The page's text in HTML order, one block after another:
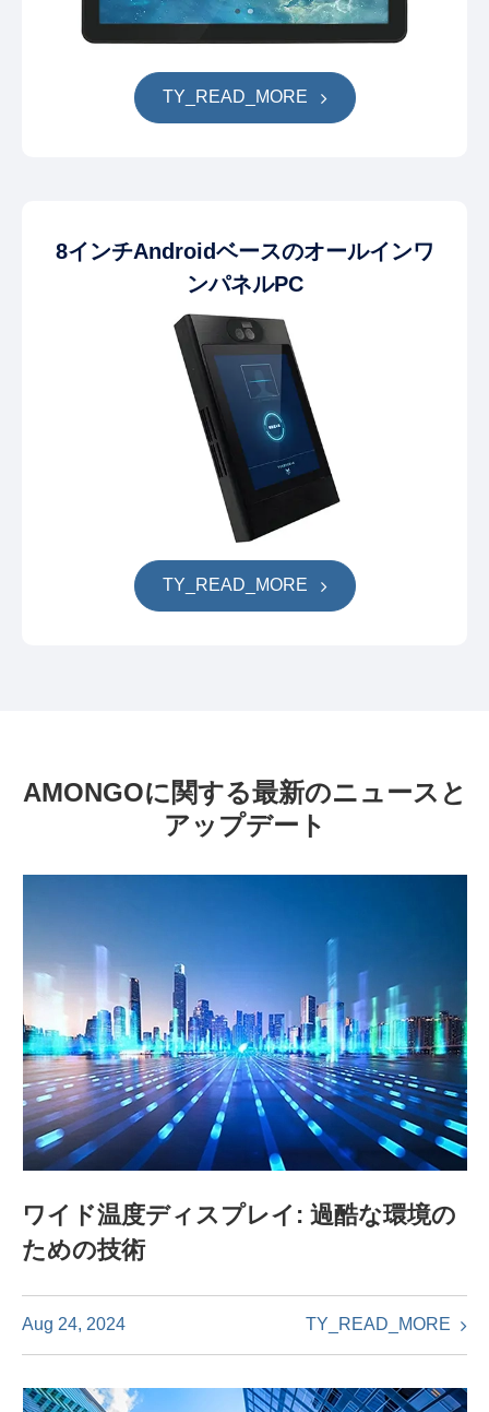
TY_READ_MORE
8インチAndroidベースのオールインワ
ンパネルPC
TY_READ_MORE
AMONGOに関する最新のニュースと
アップデート
ワイド温度ディスプレイ: 過酷な環境の
ための技術
Aug 24, 2024 TY_READ_MORE